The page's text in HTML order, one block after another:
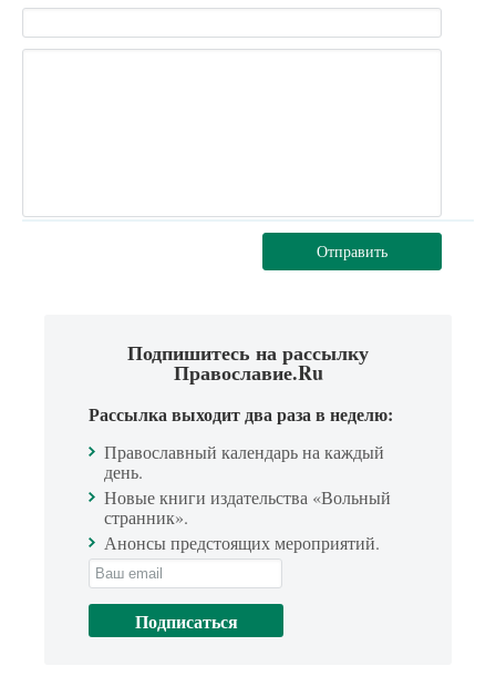
Отправить
Подпишитесь на рассылку
Православие.Ru
Рассылка выходит два раза в неделю:
Православный календарь на каждый
день.
Новые книги издательства «Вольный
странник».
Анонсы предстоящих мероприятий.